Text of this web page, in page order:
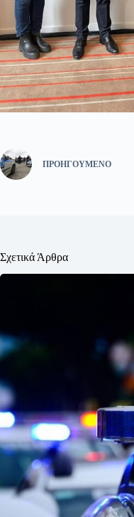
ΠΡΟΗΓΟΎΜΕΝΟ
Σχετικά Άρθρα